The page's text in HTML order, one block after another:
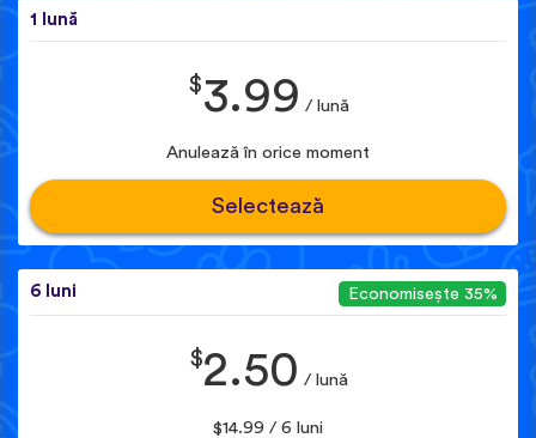
1 lună
$3.99 / lună
Anulează în orice moment
Selectează
6 luni Economisește 35%
$2.50 / lună
$14.99 / 6 luni